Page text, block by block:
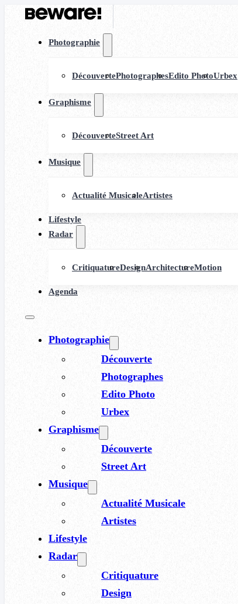
Photographie
DécouvertePhotographesEdito PhotoUrbex
Graphisme
DécouverteStreet Art
Musique
Actualité MusicaleArtistes
Lifestyle
Radar
CritiquatureDesignArchitectureMotion
Agenda
Photographie
Découverte
Photographes
Edito Photo
Urbex
Graphisme
Découverte
Street Art
Musique
Actualité Musicale
Artistes
Lifestyle
Radar
Critiquature
Design